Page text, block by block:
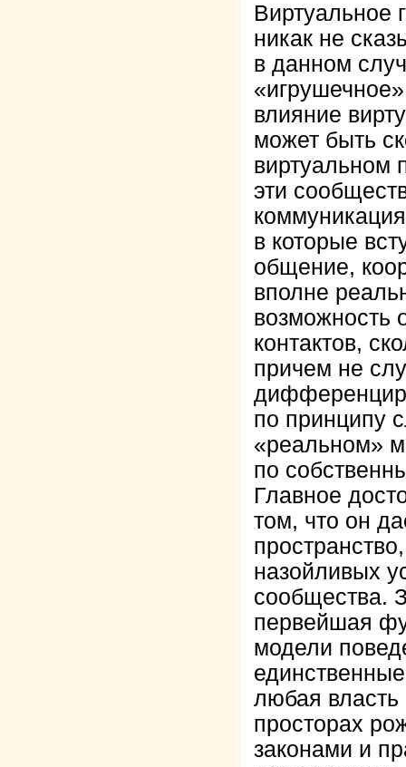
Виртуальное
никак не
в данном
влияние
может быть
виртуальном
эти
в которые
общение,
вполне
возможность
контактов,
причем не
по принципу
«реальном»
по
Главное
том, что он
назойливых
сообщества.
первейшая
модели
любая
просторах
законами и